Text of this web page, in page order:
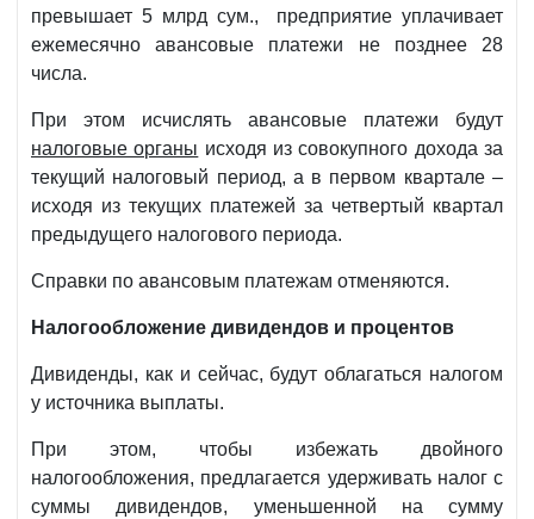
превышает 5 млрд сум., предприятие уплачивает
ежемесячно авансовые платежи не позднее 28
числа.
При этом исчислять авансовые платежи будут
налоговые органы исходя из совокупного дохода за
текущий налоговый период, а в первом квартале –
исходя из текущих платежей за четвертый квартал
предыдущего налогового периода.
Справки по авансовым платежам отменяются.
Налогообложение дивидендов и процентов
Дивиденды, как и сейчас, будут облагаться налогом
у источника выплаты.
При этом, чтобы избежать двойного
налогообложения, предлагается удерживать налог с
суммы дивидендов, уменьшенной на сумму